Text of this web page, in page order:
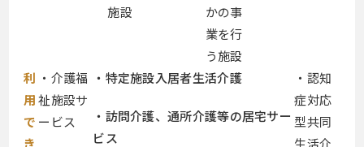
施設
かの事
業を行
う施設
利
用
で
・介護福
祉施設サ
ービス
・特定施設入居者生活介護
・訪問介護、通所介護等の居宅サー
ビス
・認知
症対応
型共同